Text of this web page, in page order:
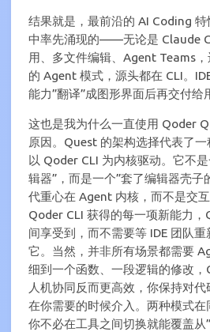
结果就是，最前沿的 AI Coding
中率先涌现的——无论是 Claude
用、多文件编辑、Agent Teams
的 Agent 模式，源头都在 CLI。
能力”翻译”成图形界面后再交付给
这也是我为什么一直使用 Qoder
原因。Quest 的架构选择代表了一
以 Qoder CLI 为内核驱动。它不
辑器”，而是一个”套了编辑器壳子
代重心在 Agent 内核，而不是交
Qoder CLI 获得的每一项新能力
间享受到，而不需要等 IDE 团队
它。当然，并非所有场景都需要
细到一个函数、一段逻辑的修改
人机协同反而更高效，你保持对代
在你需要的时候介入。两种模式在
你不必在工具之间切换就能覆盖从